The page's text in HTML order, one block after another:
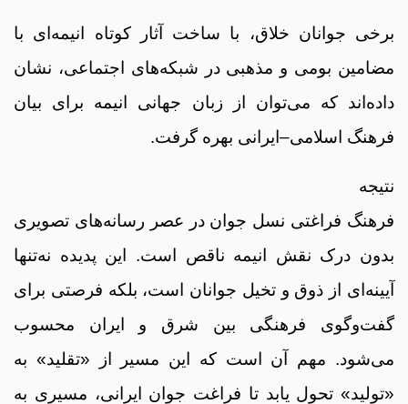
برخی جوانان خلاق، با ساخت آثار کوتاه انیمه‌ای با
مضامین بومی و مذهبی در شبکه‌های اجتماعی، نشان
داده‌اند که می‌توان از زبان جهانی انیمه برای بیان
فرهنگ اسلامی–ایرانی بهره گرفت.
نتیجه
فرهنگ فراغتی نسل جوان در عصر رسانه‌های تصویری
بدون درک نقش انیمه ناقص است. این پدیده نه‌تنها
آیینه‌ای از ذوق و تخیل جوانان است، بلکه فرصتی برای
گفت‌وگوی فرهنگی بین شرق و ایران محسوب
می‌شود. مهم آن است که این مسیر از «تقلید» به
«تولید» تحول یابد تا فراغت جوان ایرانی، مسیری به